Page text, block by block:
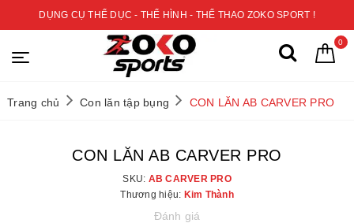
DỤNG CỤ THỂ DỤC - THỂ HÌNH - THỂ THAO ZOKO SPORT !
0
Trang chủ Con lăn tập bụng CON LĂN AB CARVER PRO
CON LĂN AB CARVER PRO
SKU: AB CARVER PRO
Thương hiệu: Kim Thành
Đánh giá